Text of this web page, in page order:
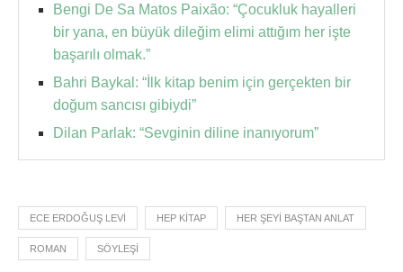
Bengi De Sa Matos Paixão: “Çocukluk hayalleri
bir yana, en büyük dileğim elimi attığım her işte
başarılı olmak.”
Bahri Baykal: “İlk kitap benim için gerçekten bir
doğum sancısı gibiydi”
Dilan Parlak: “Sevginin diline inanıyorum”
ECE ERDOĞUŞ LEVI HEP KITAP HER ŞEYI BAŞTAN ANLAT
ROMAN SÖYLEŞI